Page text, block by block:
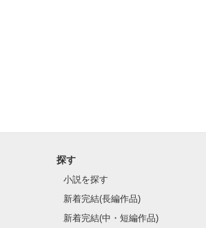
探す
小説を探す
新着完結(長編作品)
新着完結(中・短編作品)